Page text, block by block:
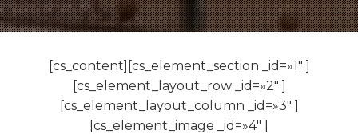
[cs_content][cs_element_section _id=»1″ ]
[cs_element_layout_row _id=»2″ ]
[cs_element_layout_column _id=»3″ ]
[cs_element_image _id=»4″ ]